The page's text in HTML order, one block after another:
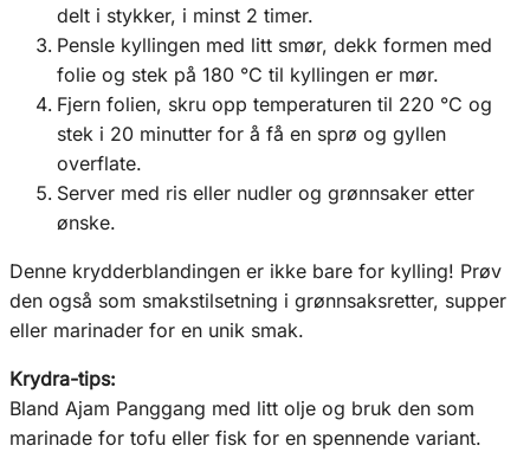
delt i stykker, i minst 2 timer.
Pensle kyllingen med litt smør, dekk formen med
folie og stek på 180 °C til kyllingen er mør.
Fjern folien, skru opp temperaturen til 220 °C og
stek i 20 minutter for å få en sprø og gyllen
overflate.
Server med ris eller nudler og grønnsaker etter
ønske.
Denne krydderblandingen er ikke bare for kylling! Prøv
den også som smakstilsetning i grønnsaksretter, supper
eller marinader for en unik smak.
Krydra-tips:
Bland Ajam Panggang med litt olje og bruk den som
marinade for tofu eller fisk for en spennende variant.